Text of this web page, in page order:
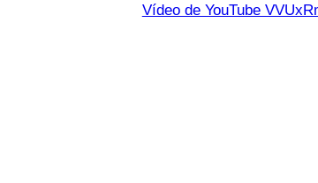
Vídeo de YouTube